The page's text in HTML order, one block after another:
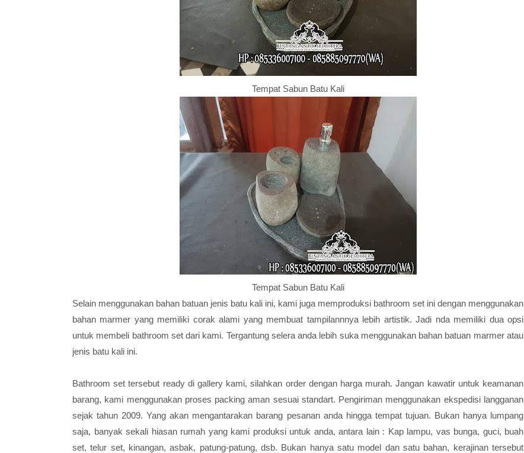
Tempat Sabun Batu Kali
Tempat Sabun Batu Kali
Selain menggunakan bahan batuan jenis batu kali ini, kami juga memproduksi bathroom set ini dengan menggunakan
bahan marmer yang memiliki corak alami yang membuat tampilannnya lebih artistik. Jadi nda memiliki dua opsi
untuk membeli bathroom set dari kami. Tergantung selera anda lebih suka menggunakan bahan batuan marmer atau
jenis batu kali ini.
Bathroom set tersebut ready di gallery kami, silahkan order dengan harga murah. Jangan kawatir untuk keamanan
barang, kami menggunakan proses packing aman sesuai standart. Pengiriman menggunakan ekspedisi langganan
sejak tahun 2009. Yang akan mengantarakan barang pesanan anda hingga tempat tujuan. Bukan hanya lumpang
saja, banyak sekali hiasan rumah yang kami produksi untuk anda, antara lain : Kap lampu, vas bunga, guci, buah
set, telur set, kinangan, asbak, patung-patung, dsb. Bukan hanya satu model dan satu bahan, kerajinan tersebut